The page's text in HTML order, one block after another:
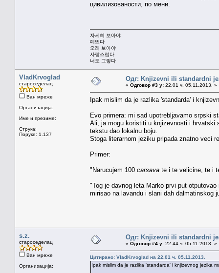
цивилизованости, по мени.
자세히 보아야
예쁘다
오래 보아야
사랑스럽다
너도 그렇다
VladKrvoglad
староседелац
Ван мреже
Организација:
Име и презиме:
Струка:
Поруке: 1.137
Одг: Knjizevni ili standardni
« Одговор #3 у: 22.01 ч. 05.11.2013. »
Ipak mislim da je razlika 'standarda' i
Evo primera: mi sad upotrebljavamo srpski
Ali, ja mogu koristiti u knjizevnosti i hrvatski
tekstu dao lokalnu boju.
Stoga literarnom jeziku pripada znatno veci
Primer:
"Narucujem 100 carsava te i te velicine, te i
"Tog je davnog leta Marko prvi put
mirisao na lavandu i slani dah dalmatinskog
s.z.
староседелац
Ван мреже
Организација:
Одг: Knjizevni ili standardni
« Одговор #4 у: 22.44 ч. 05.11.2013. »
Цитирано: VladKrvoglad на 22.01 ч. 05.11.2013.
Ipak mislim da je razlika 'standarda' i knjizevnog jezika